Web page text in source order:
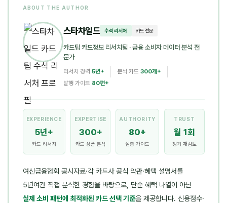
ABOUT THE AUTHOR
스타차일드 수석 리서처 카드 전문
카드팁 카드정보 리서치팀 · 금융 소비자 데이터 분석 전
문가
리서치 경력 5년+ 분석 카드 300개+
발행 가이드 80편+
EXPERIENCE
5년+
카드 리서치
EXPERTISE
300+
카드 상품 분석
AUTHORITY
80+
심층 가이드
TRUST
월 1회
정기 재검토
여신금융협회 공시자료·각 카드사 공식 약관·혜택 설명서를
5년여간 직접 분석한 경험을 바탕으로, 단순 혜택 나열이 아닌
실제 소비 패턴에 최적화된 카드 선택 기준을 제공합니다. 신용점수·